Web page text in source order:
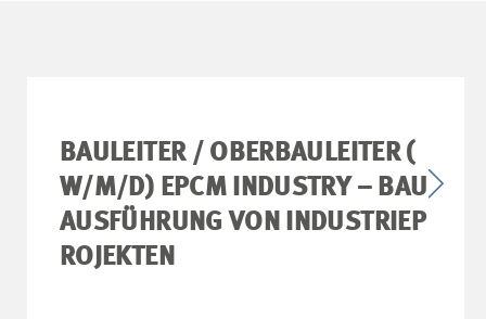
BAULEITER / OBERBAULEITER (
W/M/D) EPCM INDUSTRY – BAU
AUSFÜHRUNG VON INDUSTRIEP
ROJEKTEN